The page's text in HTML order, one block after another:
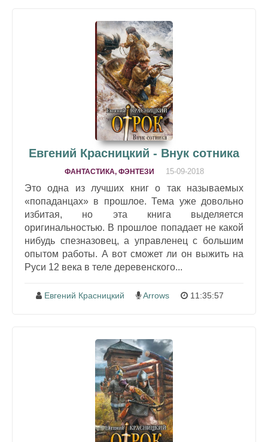
Евгений Красницкий - Внук сотника
ФАНТАСТИКА, ФЭНТЕЗИ 15-09-2018
Это одна из лучших книг о так называемых
«попаданцах» в прошлое. Тема уже довольно
избитая, но эта книга выделяется
оригинальностью. В прошлое попадает не какой
нибудь спезназовец, а управленец с большим
опытом работы. А вот сможет ли он выжить на
Руси 12 века в теле деревенского...
Евгений Красницкий Arrows 11:35:57